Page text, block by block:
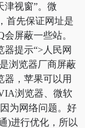
津视窗”。微
首先保证网址是
屏蔽一些站。
提示“>人民网
浏览器厂商屏蔽
器，苹果可以用
浏览器、微软
为网络问题。好
)进行优化，所以